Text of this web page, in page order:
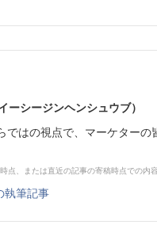
ーシージンヘンシュウブ）
ではの視点で、マーケターの
点、または直近の記事の寄稿時点での内
執筆記事